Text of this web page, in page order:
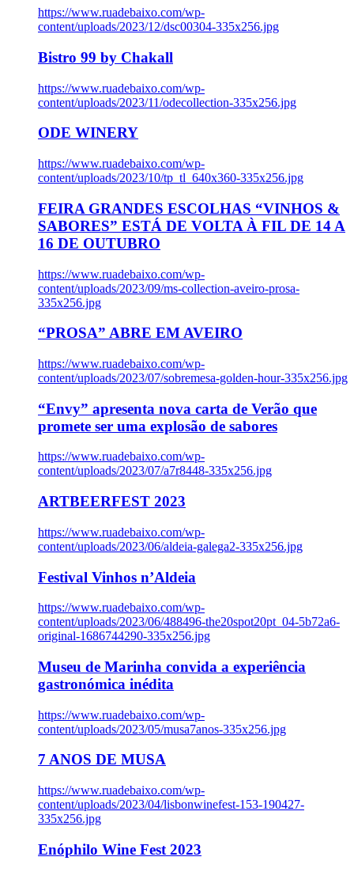
https://www.ruadebaixo.com/wp-
content/uploads/2023/12/dsc00304-335x256.jpg
Bistro 99 by Chakall
https://www.ruadebaixo.com/wp-
content/uploads/2023/11/odecollection-335x256.jpg
ODE WINERY
https://www.ruadebaixo.com/wp-
content/uploads/2023/10/tp_tl_640x360-335x256.jpg
FEIRA GRANDES ESCOLHAS “VINHOS &
SABORES” ESTÁ DE VOLTA À FIL DE 14 A
16 DE OUTUBRO
https://www.ruadebaixo.com/wp-
content/uploads/2023/09/ms-collection-aveiro-prosa-
335x256.jpg
“PROSA” ABRE EM AVEIRO
https://www.ruadebaixo.com/wp-
content/uploads/2023/07/sobremesa-golden-hour-335x256.jpg
“Envy” apresenta nova carta de Verão que
promete ser uma explosão de sabores
https://www.ruadebaixo.com/wp-
content/uploads/2023/07/a7r8448-335x256.jpg
ARTBEERFEST 2023
https://www.ruadebaixo.com/wp-
content/uploads/2023/06/aldeia-galega2-335x256.jpg
Festival Vinhos n’Aldeia
https://www.ruadebaixo.com/wp-
content/uploads/2023/06/488496-the20spot20pt_04-5b72a6-
original-1686744290-335x256.jpg
Museu de Marinha convida a experiência
gastronómica inédita
https://www.ruadebaixo.com/wp-
content/uploads/2023/05/musa7anos-335x256.jpg
7 ANOS DE MUSA
https://www.ruadebaixo.com/wp-
content/uploads/2023/04/lisbonwinefest-153-190427-
335x256.jpg
Enóphilo Wine Fest 2023